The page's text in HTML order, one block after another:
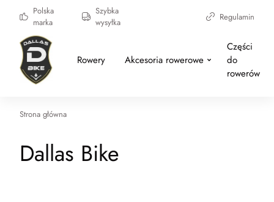
Polska
marka
Szybka
wysyłka
Regulamin
Rowery Akcesoria rowerowe
Części
do
rowerów
Strona główna
Dallas Bike